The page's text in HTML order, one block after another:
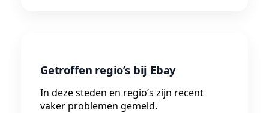
Getroffen regio’s bij Ebay
In deze steden en regio’s zijn recent
vaker problemen gemeld.